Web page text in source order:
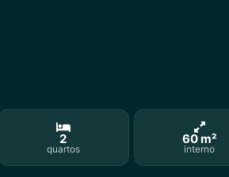
2
quartos
60 m²
interno